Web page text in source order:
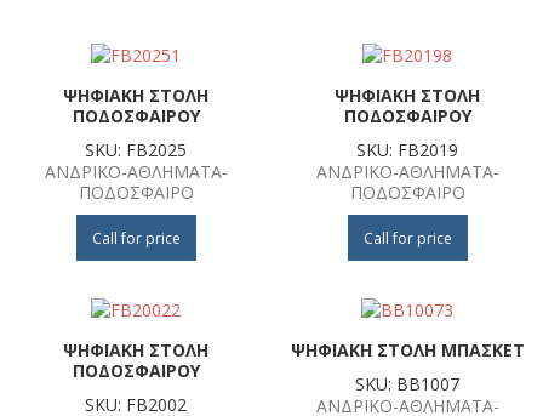
ΨΗΦΙΑΚΗ ΣΤΟΛΗ
ΠΟΔΟΣΦΑΙΡΟΥ
SKU: FB2025
ΑΝΔΡΙΚΟ-ΑΘΛΗΜΑΤΑ-
ΠΟΔΟΣΦΑΙΡΟ
Call for price
ΨΗΦΙΑΚΗ ΣΤΟΛΗ
ΠΟΔΟΣΦΑΙΡΟΥ
SKU: FB2019
ΑΝΔΡΙΚΟ-ΑΘΛΗΜΑΤΑ-
ΠΟΔΟΣΦΑΙΡΟ
Call for price
ΨΗΦΙΑΚΗ ΣΤΟΛΗ
ΠΟΔΟΣΦΑΙΡΟΥ
SKU: FB2002
ΨΗΦΙΑΚΗ ΣΤΟΛΗ ΜΠΑΣΚΕΤ
SKU: BB1007
ΑΝΔΡΙΚΟ-ΑΘΛΗΜΑΤΑ-